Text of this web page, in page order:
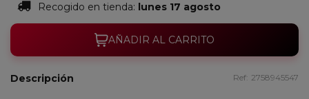
Recogido en tienda: lunes 17 agosto
AÑADIR AL CARRITO
Descripción Ref: 2758945547